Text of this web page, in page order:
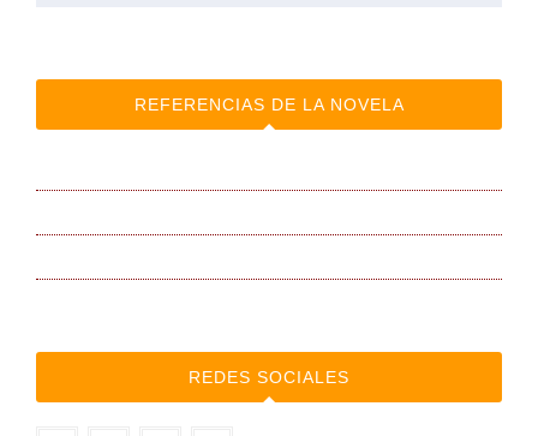
REFERENCIAS DE LA NOVELA
REDES SOCIALES